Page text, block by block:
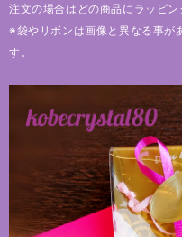
注文の場合はどの商品にラッピン
※袋やリボンは画像と異なる事が
す。